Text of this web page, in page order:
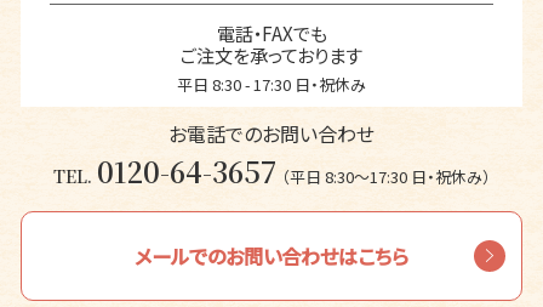
電話・FAXでも
ご注文を承っております
平日 8:30 - 17:30 日・祝休み
お電話でのお問い合わせ
TEL. 0120-64-3657 （平日 8:30〜17:30 日・祝休み）
メールでのお問い合わせはこちら